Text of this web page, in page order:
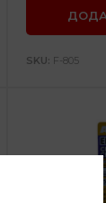
SKU: F-805